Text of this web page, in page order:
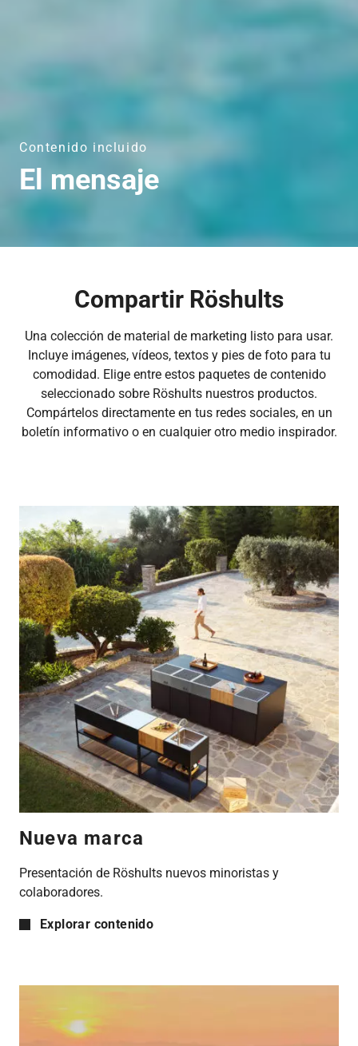
Contenido incluido
El mensaje
Compartir Röshults
Una colección de material de marketing listo para usar.
Incluye imágenes, vídeos, textos y pies de foto para tu
comodidad. Elige entre estos paquetes de contenido
seleccionado sobre Röshults nuestros productos.
Compártelos directamente en tus redes sociales, en un
boletín informativo o en cualquier otro medio inspirador.
Nueva marca
Presentación de Röshults nuevos minoristas y
colaboradores.
Explorar contenido